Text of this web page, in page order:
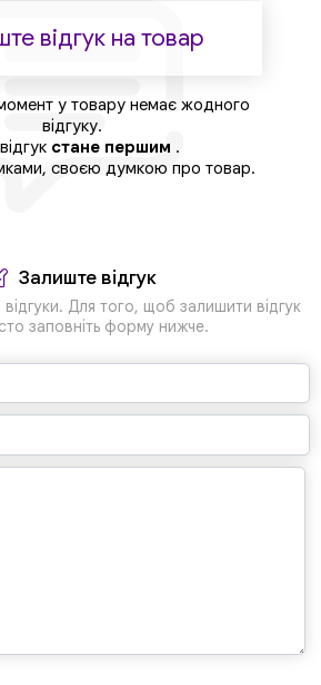
відгук на товар
у товару немає жодного
відгуку.
стане першим .
своєю думкою про товар.
Залиште відгук
Для того, щоб залишити відгук
заповніть форму нижче.